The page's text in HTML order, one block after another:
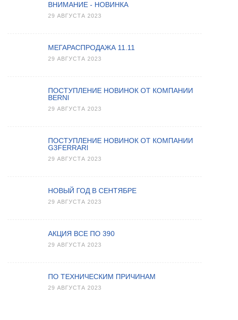
ВНИМАНИЕ - НОВИНКА
29 АВГУСТА 2023
МЕГАРАСПРОДАЖА 11.11
29 АВГУСТА 2023
ПОСТУПЛЕНИЕ НОВИНОК ОТ КОМПАНИИ
BERNI
29 АВГУСТА 2023
ПОСТУПЛЕНИЕ НОВИНОК ОТ КОМПАНИИ
G3FERRARI
29 АВГУСТА 2023
НОВЫЙ ГОД В СЕНТЯБРЕ
29 АВГУСТА 2023
АКЦИЯ ВСЕ ПО 390
29 АВГУСТА 2023
ПО ТЕХНИЧЕСКИМ ПРИЧИНАМ
29 АВГУСТА 2023